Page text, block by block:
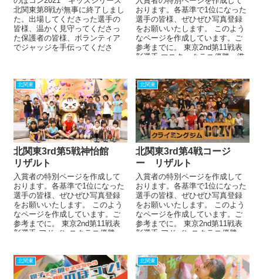
北関東第8戦が無事に終了しまし
た。出場してくださった選手の
皆様、温かく見守ってくださっ
た保護者の皆様、ボランティア
でジャッジを手伝ってくださ
おります。各基準で1位になった
選手の皆様、ぜひぜひ写真登録
をお願いいたします。 このよう
なページを作成しています。ご
参考までに。 東京2nd第11戦表
彰選手 マスタークラス優勝、準
北関東
北関東3rd第5戦神怡館
リザルト
入賞者の特別ページを作成して
おります。各基準で1位になった
選手の皆様、ぜひぜひ写真登録
をお願いいたします。 このよう
なページを作成しています。ご
参考までに。 東京2nd第11戦表
彰選手 アドバンスクラス優勝、
北関東
北関東3rd第4戦コージ
ー リザルト
入賞者の特別ページを作成して
おります。各基準で1位になった
選手の皆様、ぜひぜひ写真登録
をお願いいたします。 このよう
なページを作成しています。ご
参考までに。 東京2nd第11戦表
彰選手 アドバンスクラス優勝・
北関東 北関東